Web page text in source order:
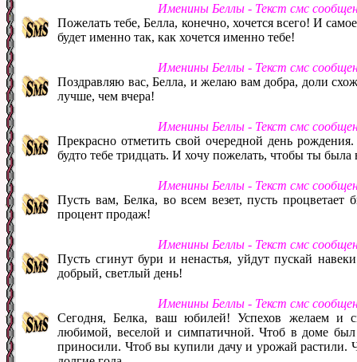
Именины Беллы - Текст смс
Пожелать тебе, Белла, конечно, хочется всего! И
будет именно так, как хочется именно тебе!
Именины Беллы - Текст смс
Поздравляю вас, Белла, и желаю вам добра, доли
лучше, чем вчера!
Именины Беллы - Текст смс
Прекрасно отметить свой очередной день
будто тебе тридцать. И хочу пожелать, чтобы ты
Именины Беллы - Текст смс
Пусть вам, Белка, во всем везет, пусть процветает
процент продаж!
Именины Беллы - Текст смс
Пусть сгинут бури и ненастья, уйдут пускай
добрый, светлый день!
Именины Беллы - Текст смс
Сегодня, Белка, ваш юбилей! Успехов желаем и
любимой, веселой и симпатичной. Чтоб в доме
приносили. Чтоб вы купили дачу и урожай растили.